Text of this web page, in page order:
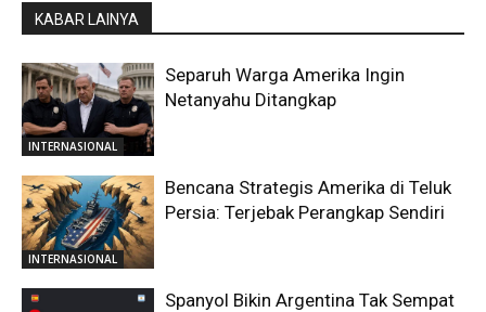
KABAR LAINYA
INTERNASIONAL
Separuh Warga Amerika Ingin
Netanyahu Ditangkap
INTERNASIONAL
Bencana Strategis Amerika di Teluk
Persia: Terjebak Perangkap Sendiri
Spanyol Bikin Argentina Tak Sempat